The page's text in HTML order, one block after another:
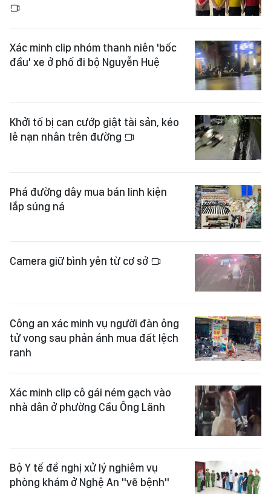
Xác minh clip nhóm thanh niên 'bốc
đầu' xe ở phố đi bộ Nguyễn Huệ
Khởi tố bị can cướp giật tài sản, kéo
lê nạn nhân trên đường
Phá đường dây mua bán linh kiện
lắp súng ná
Camera giữ bình yên từ cơ sở
Công an xác minh vụ người đàn ông
tử vong sau phản ánh mua đất lệch
ranh
Xác minh clip cô gái ném gạch vào
nhà dân ở phường Cầu Ông Lãnh
Bộ Y tế đề nghị xử lý nghiêm vụ
phòng khám ở Nghệ An "vẽ bệnh"